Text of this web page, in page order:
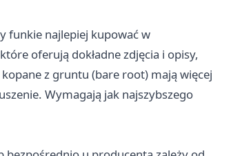
funkie najlepiej kupować w
oferują dokładne zdjęcia i opisy,
z gruntu (bare root) mają więcej
Wymagają jak najszybszego